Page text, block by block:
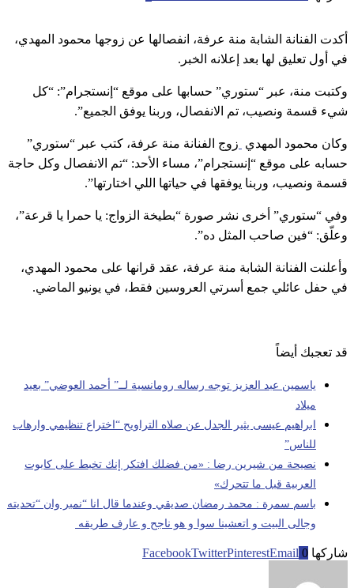
أكدت الفنانة الشابة منة عرفة، انفصالها عن زوجها محمود المهدي،
في أول تعليق لها بعد إعلانه الخبر.
وكتبت منة، عبر “ستوري” حسابها على موقع “إنستجرام”: “كل
شيء قسمة ونصيب، تم الانفصال، وربنا يوفق الجميع”.
وكان محمود المهدي زوج الفنانة منة عرفة، كتب عبر “ستوري”
حسابه على موقع “إنستجرام”، مساء الأحد: “تم الانفصال وكل حاجة
قسمة ونصيب، وربنا يوفقها في حياتها اللي اختارتها”.
وفي “ستوري” أخرى نشر صورة “بطيخة الزواج: يا حمرا يا قرعة”،
وعلّق: “فين صاحب المثل ده”.
وأعلنت الفنانة الشابة منة عرفة، عقد قرانها على محمود المهدي،
في حفل عائلي جمع أسرتي العروسين فقط، في يونيو الماضي.
قد تعجبك أيضاً
ياسمين عبد العزيز توجه رساله رومانسية لــ” أحمد العوضي” بعيد
ميلاد
ابراهيم عيسى يثير الجدل عن صلاه التراويح “اختراع تنظيمي وارهاب
للناس”
نصيحة من شيرين رضا : «من فضلك افتكر إنك تخبط على كابوت
العربية قبل ما تتحرك»
باسم سمرة : محمد رمضان صديقي وعندما قال انا “نمبر وان “تحديته
وجالى البيت و اتعشينا سوا و هو ناجح و عارف طريقه
شاركها 0
FacebookTwitterPinterestEmail